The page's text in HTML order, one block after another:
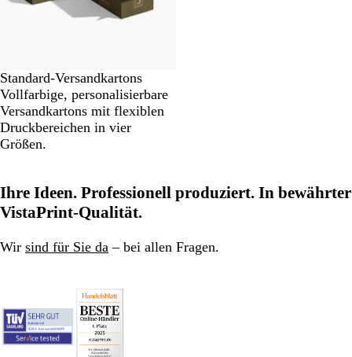
Standard-Versandkartons
Vollfarbige, personalisierbare
Versandkartons mit flexiblen
Druckbereichen in vier
Größen.
Ihre Ideen. Professionell produziert. In bewährter
VistaPrint-Qualität.
Wir sind für Sie da – bei allen Fragen.